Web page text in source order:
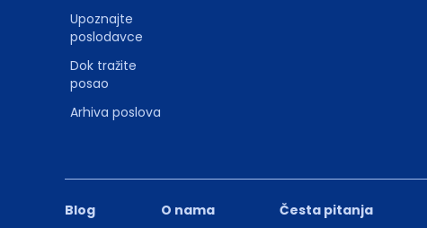
Blog O nama Česta pitanja
Upoznajte
poslodavce
Dok tražite
posao
Arhiva poslova